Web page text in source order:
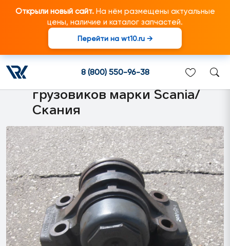
Открыли новый сайт.На нём размещены актуальные
цены, наличие и каталог запчастей.
Перейти на wt10.ru →
8 (800) 550-96-38
1404352 Подшипник
балансира в сборе (с
крышкой) подходит для
грузовиков марки Scania/
Скания